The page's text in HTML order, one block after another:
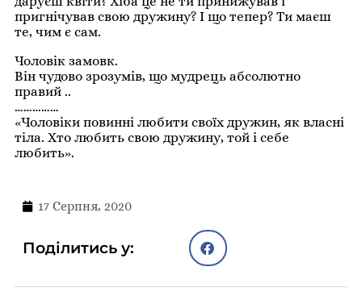
пригнічував свою дружину? І що тепер? Ти маєш
те, чим є сам.
Чоловік замовк.
Він чудово зрозумів, що мудрець абсолютно
правий ..
……………
«Чоловіки повинні любити своїх дружин, як власні
тіла. Хто любить свою дружину, той і себе
любить».
17 Серпня, 2020
Поділитись у: